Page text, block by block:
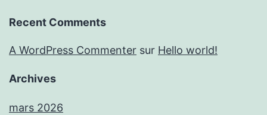
Recent Comments
A WordPress Commenter sur Hello world!
Archives
mars 2026